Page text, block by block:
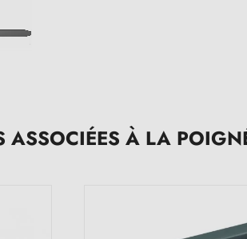
ASSOCIÉES À LA